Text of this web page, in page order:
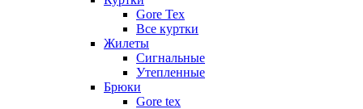
Gore Tex
Все куртки
Жилеты
Сигнальные
Утепленные
Брюки
Gore tex